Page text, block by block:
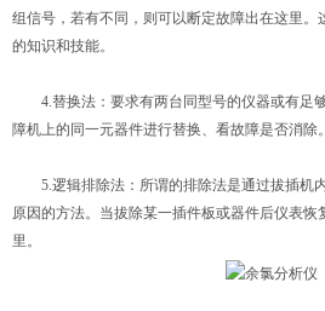
组信号，若有不同，则可以断定故障出在这里。
的知识和技能。
4.替换法：要求有两台同型号的仪器或有足
障机上的同一元器件进行替换、看故障是否消除。
5.逻辑排除法：所谓的排除法是通过拔插机
原因的方法。当拔除某一插件板或器件后仪表
里。